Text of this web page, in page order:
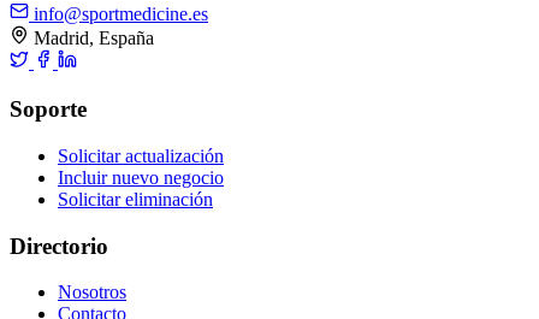
info@sportmedicine.es
Madrid, España
Soporte
Solicitar actualización
Incluir nuevo negocio
Solicitar eliminación
Directorio
Nosotros
Contacto